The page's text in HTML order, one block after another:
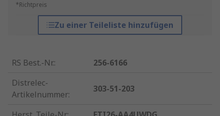
*Richtpreis
Zu einer Teileliste hinzufügen
RS Best.-Nr.:
256-6166
Distrelec-
Artikelnummer:
303-51-203